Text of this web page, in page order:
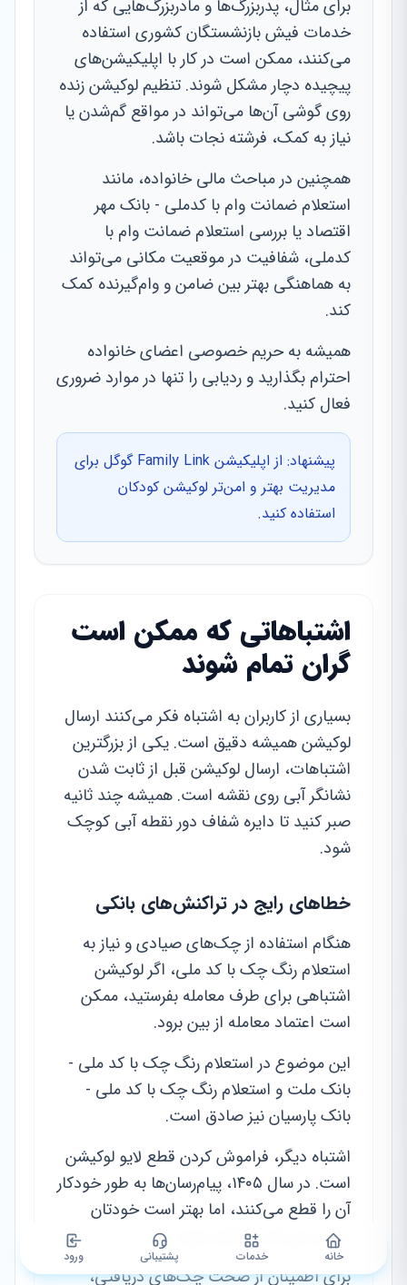
برای مثال، پدربزرگ‌ها و مادربزرگ‌هایی که از
خدمات فیش بازنشستگان کشوری استفاده
می‌کنند، ممکن است در کار با اپلیکیشن‌های
پیچیده دچار مشکل شوند. تنظیم لوکیشن زنده
روی گوشی آن‌ها می‌تواند در مواقع گم‌شدن یا
نیاز به کمک، فرشته نجات باشد.
همچنین در مباحث مالی خانواده، مانند
استعلام ضمانت وام با کدملی - بانک مهر
اقتصاد یا بررسی استعلام ضمانت وام با
کدملی، شفافیت در موقعیت مکانی می‌تواند
به هماهنگی بهتر بین ضامن و وام‌گیرنده کمک
کند.
همیشه به حریم خصوصی اعضای خانواده
احترام بگذارید و ردیابی را تنها در موارد ضروری
فعال کنید.
پیشنهاد: از اپلیکیشن Family Link گوگل برای
مدیریت بهتر و امن‌تر لوکیشن کودکان
استفاده کنید.
اشتباهاتی که ممکن است
گران تمام شوند
بسیاری از کاربران به اشتباه فکر می‌کنند ارسال
لوکیشن همیشه دقیق است. یکی از بزرگترین
اشتباهات، ارسال لوکیشن قبل از ثابت شدن
نشانگر آبی روی نقشه است. همیشه چند ثانیه
صبر کنید تا دایره شفاف دور نقطه آبی کوچک
شود.
خطاهای رایج در تراکنش‌های بانکی
هنگام استفاده از چک‌های صیادی و نیاز به
استعلام رنگ چک با کد ملی، اگر لوکیشن
اشتباهی برای طرف معامله بفرستید، ممکن
است اعتماد معامله از بین برود.
این موضوع در استعلام رنگ چک با کد ملی -
بانک ملت و استعلام رنگ چک با کد ملی -
بانک پارسیان نیز صادق است.
اشتباه دیگر، فراموش کردن قطع لایو لوکیشن
است. در سال ۱۴۰۵، پیام‌رسان‌ها به طور خودکار
آن را قطع می‌کنند، اما بهتر است خودتان
دستی این کار را انجام دهید.
برای اطمینان از صحت چک‌های دریافتی،
خانه خدمات پشتیبانی ورود